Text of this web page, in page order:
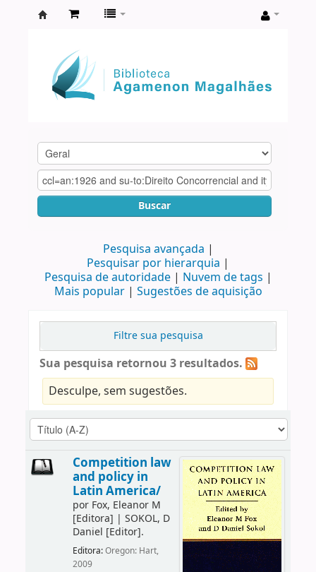
Agamenon
Magalhães
Buscar
Pesquisa avançada
Pesquisar por hierarquia
Pesquisa de autoridade
Nuvem de tags
Mais popular
Sugestões de aquisição
Filtre sua pesquisa
Sua pesquisa retornou 3 resultados.
Desculpe, sem sugestões.
Competition law
and policy in
Latin America/
por Fox, Eleanor M
[Editora] | SOKOL, D
Daniel [Editor].
Editora:Oregon: Hart,
2009